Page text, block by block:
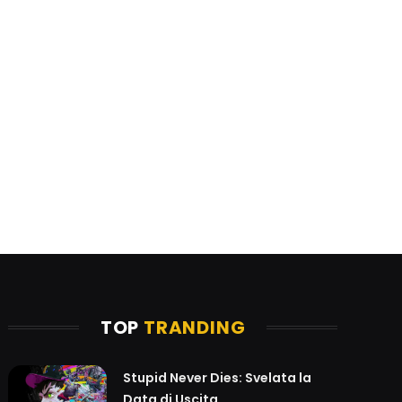
TOP TRANDING
Stupid Never Dies: Svelata la